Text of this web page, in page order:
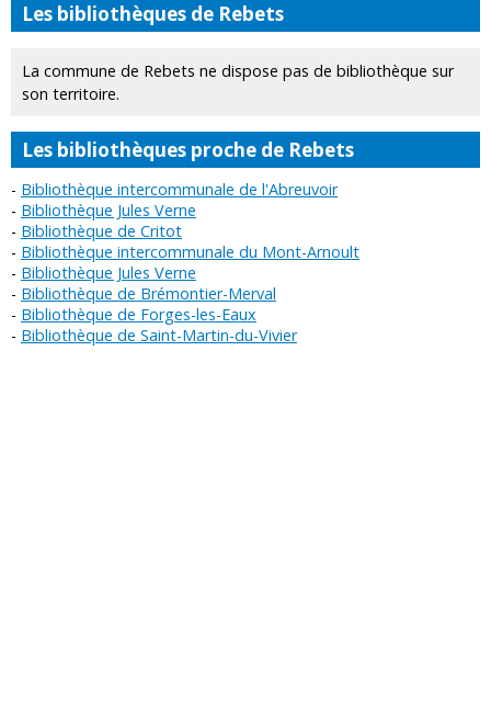
Les bibliothèques de Rebets
La commune de Rebets ne dispose pas de bibliothèque sur
son territoire.
Les bibliothèques proche de Rebets
Bibliothèque intercommunale de l'Abreuvoir
Bibliothèque Jules Verne
Bibliothèque de Critot
Bibliothèque intercommunale du Mont-Arnoult
Bibliothèque Jules Verne
Bibliothèque de Brémontier-Merval
Bibliothèque de Forges-les-Eaux
Bibliothèque de Saint-Martin-du-Vivier